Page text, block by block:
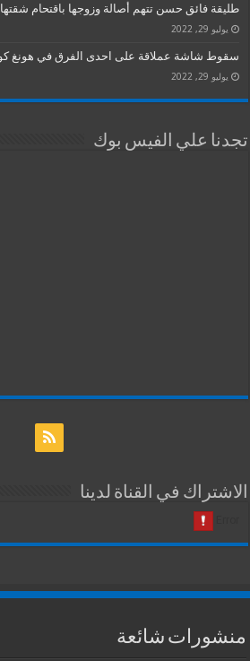
طليقة فائق حسن تتهم أصالة وزوجها باقتحام شقتها
يوليو 29, 2022
سقوط شاشة عملاقة على احدى الفرق في هونغ
يوليو 29, 2022
تجدنا علي الفيس بوك
الاشتراك في القناة لدينا
منشورات شائعة